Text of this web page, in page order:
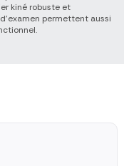
kiné robuste et
permettent aussi